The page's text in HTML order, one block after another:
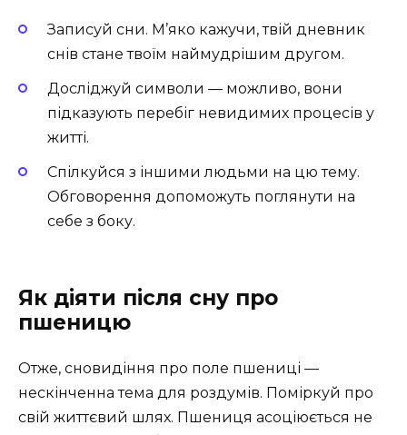
Записуй сни. М’яко кажучи, твій дневник
снів стане твоїм наймудрішим другом.
Досліджуй символи — можливо, вони
підказують перебіг невидимих процесів у
житті.
Спілкуйся з іншими людьми на цю тему.
Обговорення допоможуть поглянути на
себе з боку.
Як діяти після сну про
пшеницю
Отже, сновидіння про поле пшениці —
нескінченна тема для роздумів. Поміркуй про
свій життєвий шлях. Пшениця асоціюється не